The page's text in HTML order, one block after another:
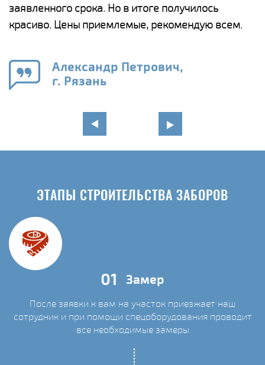
заявленного срока. Но в итоге получилось
красиво. Цены приемлемые, рекомендую всем.
Александр Петрович,
г. Рязань
ЭТАПЫ СТРОИТЕЛЬСТВА ЗАБОРОВ
01 Замер
После заявки к вам на участок приезжает наш
сотрудник и при помощи спецоборудования проводит
все необходимые замеры